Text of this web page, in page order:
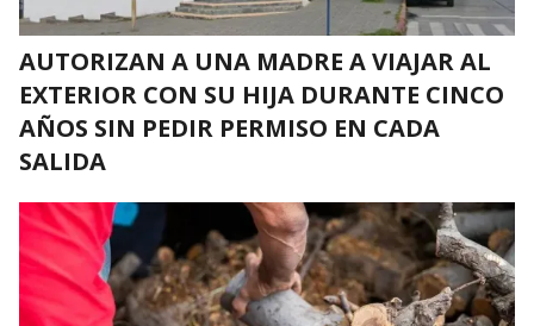
AUTORIZAN A UNA MADRE A VIAJAR AL
EXTERIOR CON SU HIJA DURANTE CINCO
AÑOS SIN PEDIR PERMISO EN CADA
SALIDA